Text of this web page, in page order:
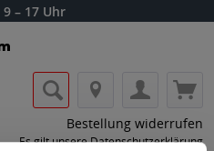
9 – 17 Uhr
Bestellung widerrufen
Es gilt unsereDatenschutzerklärung